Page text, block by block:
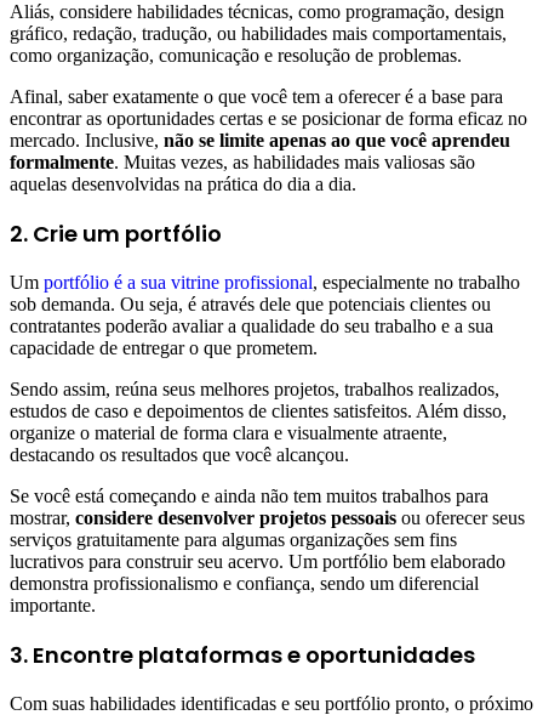
Aliás, considere habilidades técnicas, como programação, design
gráfico, redação, tradução, ou habilidades mais comportamentais,
como organização, comunicação e resolução de problemas.
Afinal, saber exatamente o que você tem a oferecer é a base para
encontrar as oportunidades certas e se posicionar de forma eficaz no
mercado. Inclusive, não se limite apenas ao que você aprendeu
formalmente. Muitas vezes, as habilidades mais valiosas são
aquelas desenvolvidas na prática do dia a dia.
2. Crie um portfólio
Um portfólio é a sua vitrine profissional, especialmente no trabalho
sob demanda. Ou seja, é através dele que potenciais clientes ou
contratantes poderão avaliar a qualidade do seu trabalho e a sua
capacidade de entregar o que prometem.
Sendo assim, reúna seus melhores projetos, trabalhos realizados,
estudos de caso e depoimentos de clientes satisfeitos. Além disso,
organize o material de forma clara e visualmente atraente,
destacando os resultados que você alcançou.
Se você está começando e ainda não tem muitos trabalhos para
mostrar, considere desenvolver projetos pessoais ou oferecer seus
serviços gratuitamente para algumas organizações sem fins
lucrativos para construir seu acervo. Um portfólio bem elaborado
demonstra profissionalismo e confiança, sendo um diferencial
importante.
3. Encontre plataformas e oportunidades
Com suas habilidades identificadas e seu portfólio pronto, o próximo